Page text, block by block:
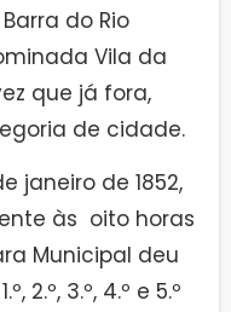
do Rio
Vila da
que já fora,
de cidade.
janeiro de 1852,
às oito horas
Municipal deu
2.º, 3.º, 4.º e 5.º